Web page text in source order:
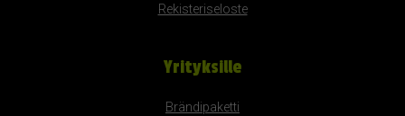
Rekisteriseloste
Yrityksille
Brändipaketti